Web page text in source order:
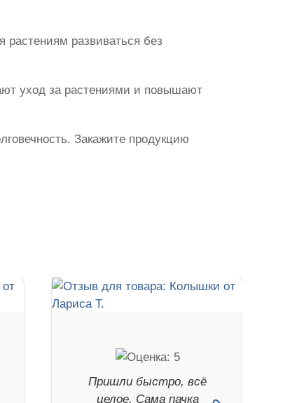
развиваться без
уход за растениями и повышают
Закажите продукцию
Пришли быстро, всё
целое. Сама пачка